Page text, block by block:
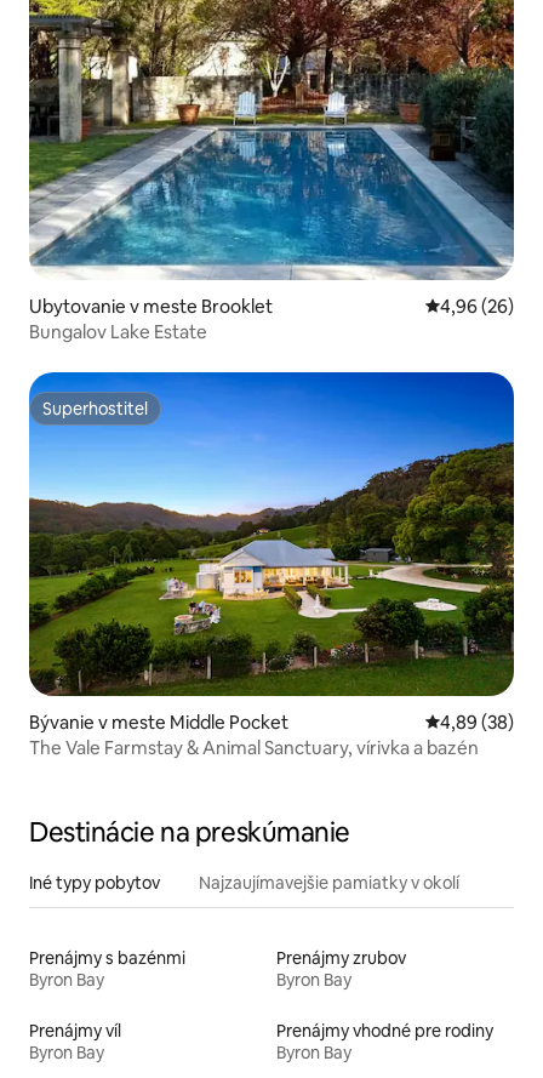
Ubytovanie v meste Brooklet Priemerné
4,96 (26)
Bungalov Lake Estate
Superhostiteľ
Superhostiteľ
Bývanie v meste Middle Pocket Priemerné
4,89 (38)
The Vale Farmstay & Animal Sanctuary, vírivka a bazén
Destinácie na preskúmanie
Iné typy pobytov Najzaujímavejšie pamiatky v okolí
Prenájmy s bazénmi
Byron Bay
Prenájmy zrubov
Byron Bay
Prenájmy víl
Byron Bay
Prenájmy vhodné pre rodiny
Byron Bay